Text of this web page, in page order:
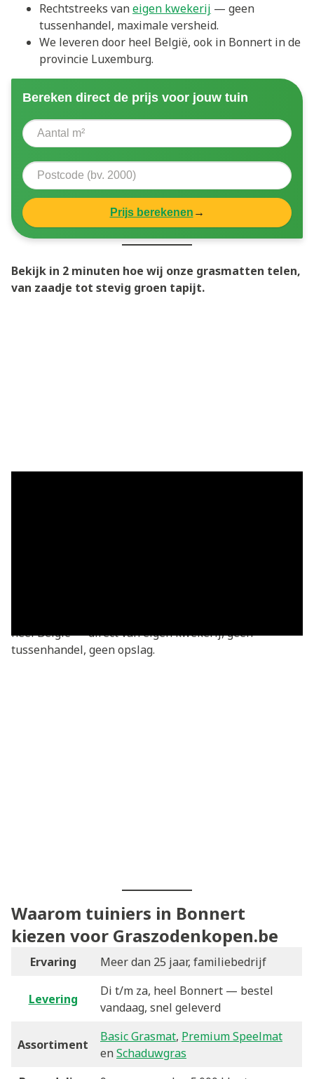
Rechtstreeks vaneigen kwekerij — geen
tussenhandel, maximale versheid.
We leveren door heel België, ook in Bonnert in de
provincie Luxemburg.
Bereken direct de prijs voor jouw tuin
Prijs berekenen →
Bekijk in 2 minuten hoe wij onze grasmatten telen,
van zaadje tot stevig groen tapijt.
heel België — direct van eigen kwekerij, geen
tussenhandel, geen opslag.
Waarom tuiniers in Bonnert
kiezen voor Graszodenkopen.be
Ervaring Meer dan 25 jaar, familiebedrijf
Levering
Di t/m za, heel Bonnert — bestel
vandaag, snel geleverd
Assortiment
Basic Grasmat, Premium Speelmat
en Schaduwgras